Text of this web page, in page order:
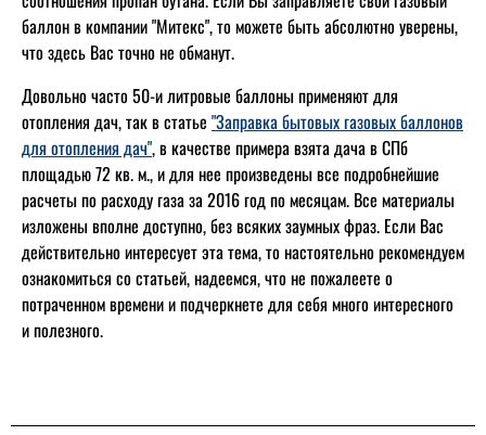
баллон в компании "Митекс", то можете быть абсолютно уверены,
что здесь Вас точно не обманут.
Довольно часто 50-и литровые баллоны применяют для
отопления дач, так в статье "Заправка бытовых газовых баллонов
для отопления дач", в качестве примера взята дача в СПб
площадью 72 кв. м., и для нее произведены все подробнейшие
расчеты по расходу газа за 2016 год по месяцам. Все материалы
изложены вполне доступно, без всяких заумных фраз. Если Вас
действительно интересует эта тема, то настоятельно рекомендуем
ознакомиться со статьей, надеемся, что не пожалеете о
потраченном времени и подчеркнете для себя много интересного
и полезного.